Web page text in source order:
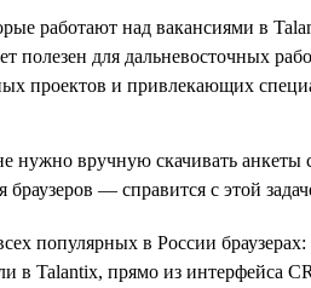
работают над вакансиями в
полезен для дальневосточных
проектов и привлекающих
нужно вручную скачивать анкеты
— справится с этой
популярных в России
в Talantix, прямо из интерфейса